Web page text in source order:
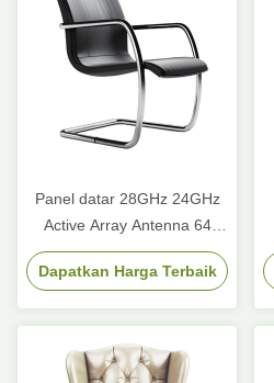
Panel datar 28GHz 24GHz
Active Array Antenna 64
Element Multi Beam
Coverage Earth Beamformer
Dapatkan Harga Terbaik